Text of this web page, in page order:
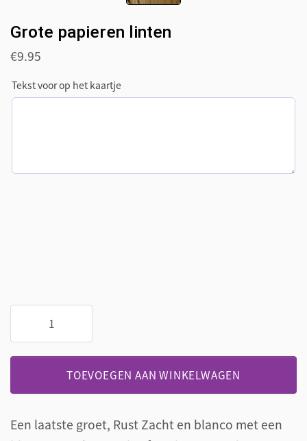
Grote papieren linten
€9.95
Tekst voor op het kaartje
papieren
linten
TOEVOEGEN AAN WINKELWAGEN
Een laatste groet, Rust Zacht en blanco met een